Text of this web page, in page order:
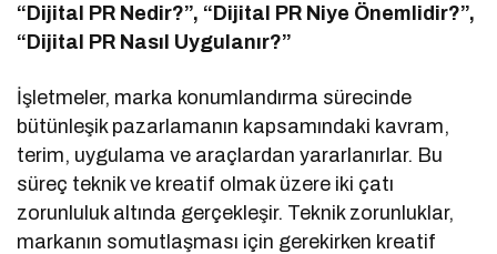
“Dijital PR Nedir?”, “Dijital PR Niye Önemlidir?”,
“Dijital PR Nasıl Uygulanır?”
İşletmeler, marka konumlandırma sürecinde
bütünleşik pazarlamanın kapsamındaki kavram,
terim, uygulama ve araçlardan yararlanırlar. Bu
süreç teknik ve kreatif olmak üzere iki çatı
zorunluluk altında gerçekleşir. Teknik zorunluklar,
markanın somutlaşması için gerekirken kreatif